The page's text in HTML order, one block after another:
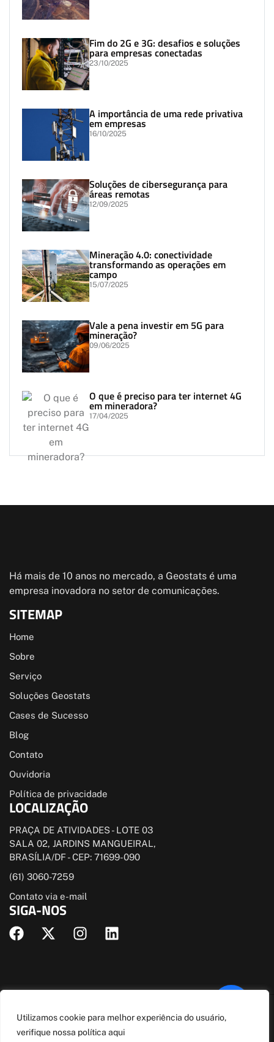
Utilizamos cookie para melhor experiência do usuário,
verifique nossa política aqui
Fim do 2G e 3G: desafios e soluções
para empresas conectadas
23/10/2025
A importância de uma rede privativa
em empresas
16/10/2025
Soluções de cibersegurança para
áreas remotas
12/09/2025
Mineração 4.0: conectividade
transformando as operações em
campo
15/07/2025
Vale a pena investir em 5G para
mineração?
09/06/2025
O que é preciso para ter internet 4G
em mineradora?
17/04/2025
Há mais de 10 anos no mercado, a Geostats é uma
empresa inovadora no setor de comunicações.
SITEMAP
Home
Sobre
Serviço
Soluções Geostats
Cases de Sucesso
Blog
Contato
Ouvidoria
Política de privacidade
LOCALIZAÇÃO
PRAÇA DE ATIVIDADES - LOTE 03
SALA 02, JARDINS MANGUEIRAL,
BRASÍLIA/DF - CEP: 71699-090
(61) 3060-7259
Contato via e-mail
SIGA-NOS
© Todos direitos estão reservados
Este site está protegido pela Lei de Direitos Autorais. (Lei 9610 de